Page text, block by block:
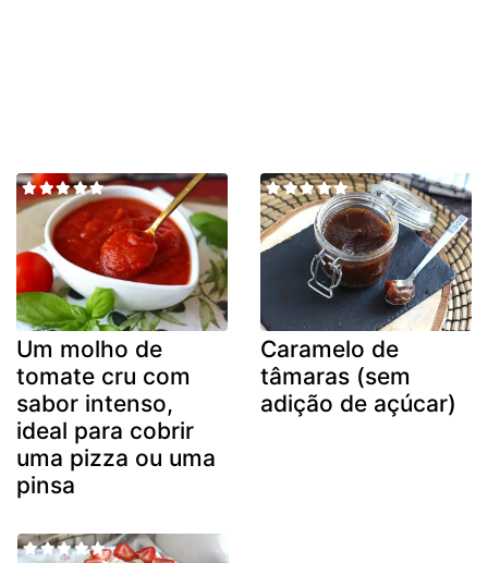
Um molho de
tomate cru com
sabor intenso,
ideal para cobrir
uma pizza ou uma
pinsa
Caramelo de
tâmaras (sem
adição de açúcar)